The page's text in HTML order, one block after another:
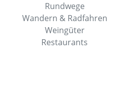
Rundwege
Wandern & Radfahren
Weingüter
Restaurants